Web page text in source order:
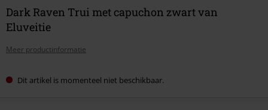
Dark Raven Trui met capuchon zwart van
Eluveitie
Meer productinformatie
Dit artikel is momenteel niet beschikbaar.